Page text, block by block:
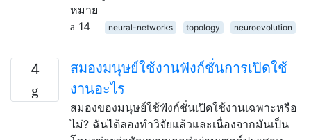
หมาย
14
neural-networks topology neuroevolution
4
สมองมนุษย์ใช้งานฟังก์ชั่นการเปิดใช้
งานอะไร
สมองของมนุษย์ใช้ฟังก์ชั่นเปิดใช้งานเฉพาะหรือ
ไม่? ฉันได้ลองทำวิจัยแล้วและเนื่องจากมันเป็น